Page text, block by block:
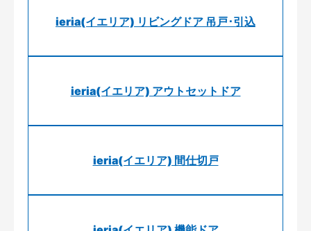
ieria(イエリア) リビングドア 吊戸･引込
ieria(イエリア) アウトセットドア
ieria(イエリア) 間仕切戸